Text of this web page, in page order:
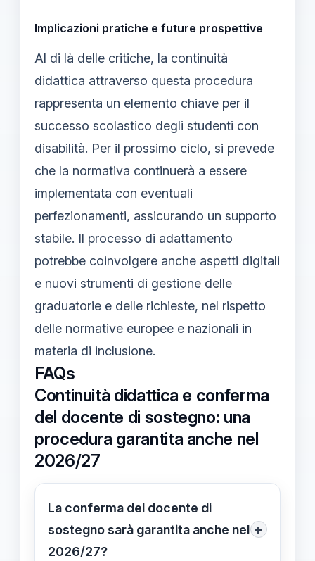
Implicazioni pratiche e future prospettive
Al di là delle critiche, la continuità
didattica attraverso questa procedura
rappresenta un elemento chiave per il
successo scolastico degli studenti con
disabilità. Per il prossimo ciclo, si prevede
che la normativa continuerà a essere
implementata con eventuali
perfezionamenti, assicurando un supporto
stabile. Il processo di adattamento
potrebbe coinvolgere anche aspetti digitali
e nuovi strumenti di gestione delle
graduatorie e delle richieste, nel rispetto
delle normative europee e nazionali in
materia di inclusione.
FAQs
Continuità didattica e conferma
del docente di sostegno: una
procedura garantita anche nel
2026/27
La conferma del docente di
sostegno sarà garantita anche nel
2026/27?
+